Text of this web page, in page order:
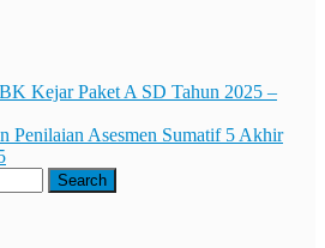
Kejar Paket A SD Tahun 2025 –
Penilaian Asesmen Sumatif 5 Akhir